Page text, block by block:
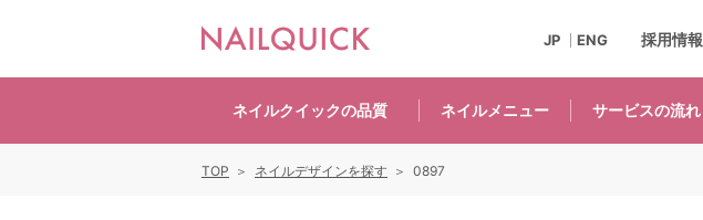
ネイルクイックの品質 ネイルメニュー サービスの流れ
採用情報
JP ENG
TOP ネイルデザインを探す 0897